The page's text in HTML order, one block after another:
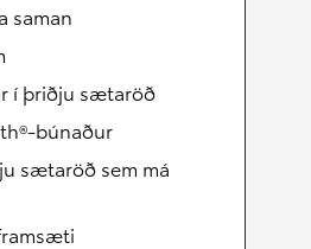
saman
í þriðju sætaröð
búnaður
sætaröð sem má